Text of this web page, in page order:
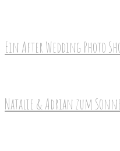
Ein After Wedding Photo
Natalie & Adrian zum